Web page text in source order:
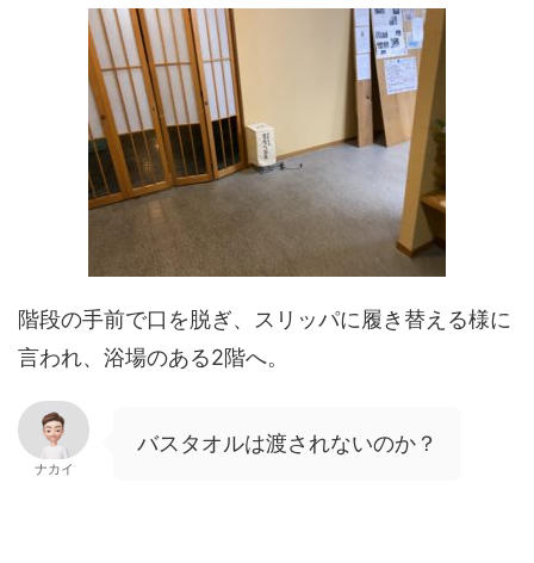
階段の手前で口を脱ぎ、スリッパに履き替える様に
言われ、浴場のある2階へ。
ナカイ
バスタオルは渡されないのか？